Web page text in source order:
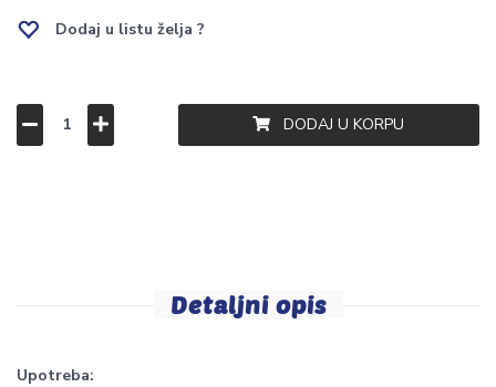
Dodaj u listu želja ?
DODAJ U KORPU
Detaljni opis
Upotreba: